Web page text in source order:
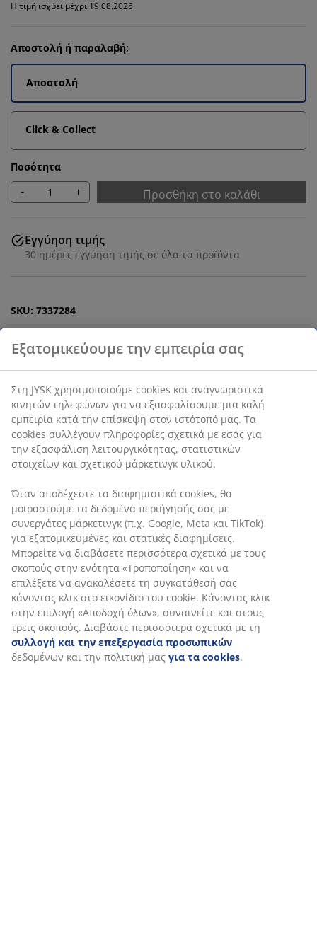
Η τιμή ισχύει μέχρι 19.08.2026
Αποστολή ή παραλαβή;
Αποστολή
Click & Collect
Ποσότητα
- + Προσθήκη στο καλάθι
Εγγύηση τιμής
30 ημέρες εγγύηση τιμής σε όλα τα προϊόντα
SKU: 7337284
Χαρακτηριστικά προϊόντος
Αξιολογήσεις
(2)
Αποστολή
Εξατομικεύουμε την εμπειρία σας
Στη JYSK χρησιμοποιούμε cookies και αναγνωριστικά
κινητών τηλεφώνων για να εξασφαλίσουμε μια καλή
εμπειρία κατά την επίσκεψη στον ιστότοπό μας. Τα
cookies συλλέγουν πληροφορίες σχετικά με εσάς για
την εξασφάλιση λειτουργικότητας, στατιστικών
στοιχείων και σχετικού μάρκετινγκ υλικού.
Όταν αποδέχεστε τα διαφημιστικά cookies, θα
μοιραστούμε τα δεδομένα περιήγησής σας με
συνεργάτες μάρκετινγκ (π.χ. Google, Meta και TikTok)
για εξατομικευμένες και στατικές διαφημίσεις.
Μπορείτε να διαβάσετε περισσότερα σχετικά με τους
σκοπούς στην ενότητα «Τροποποίηση» και να
επιλέξετε να ανακαλέσετε τη συγκατάθεσή σας
κάνοντας κλικ στο εικονίδιο του cookie. Κάνοντας κλικ
στην επιλογή «Αποδοχή όλων», συναινείτε και στους
τρεις σκοπούς. Διαβάστε περισσότερα σχετικά με τη
συλλογή και την επεξεργασία προσωπικών
δεδομένων και την πολιτική μας για τα cookies.